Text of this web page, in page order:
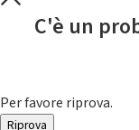
C'è un
Per favore riprova.
Riprova